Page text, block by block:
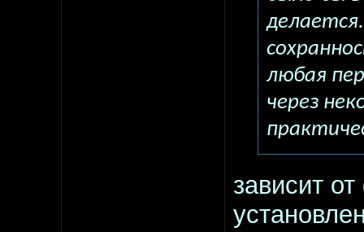
любая
через
зависит